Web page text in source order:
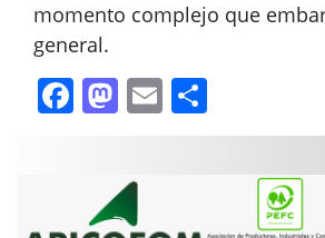
momento complejo que
general.
Facebook
Mastodon
Email